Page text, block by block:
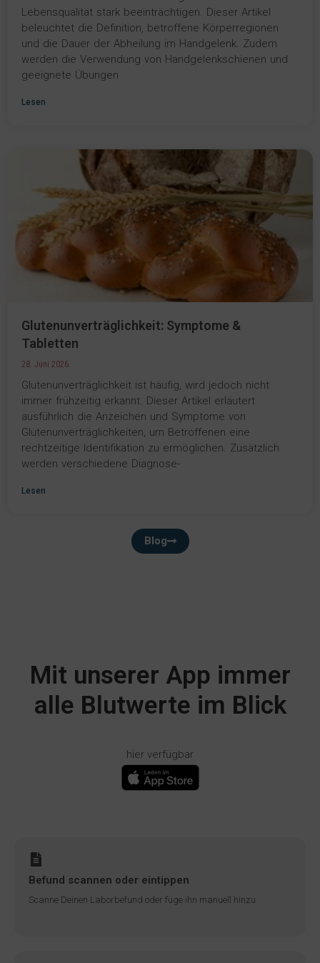
Lebensqualität stark beeinträchtigen. Dieser Artikel
beleuchtet die Definition, betroffene Körperregionen
und die Dauer der Abheilung im Handgelenk. Zudem
werden die Verwendung von Handgelenkschienen und
geeignete Übungen
Lesen
Glutenunverträglichkeit: Symptome &
Tabletten
28. Juni 2026
Glutenunverträglichkeit ist häufig, wird jedoch nicht
immer frühzeitig erkannt. Dieser Artikel erläutert
ausführlich die Anzeichen und Symptome von
Glutenunverträglichkeiten, um Betroffenen eine
rechtzeitige Identifikation zu ermöglichen. Zusätzlich
werden verschiedene Diagnose-
Lesen
Blog
Mit unserer App immer
alle Blutwerte im Blick
hier verfügbar
Befund scannen oder eintippen
Scanne Deinen Laborbefund oder füge ihn manuell hinzu